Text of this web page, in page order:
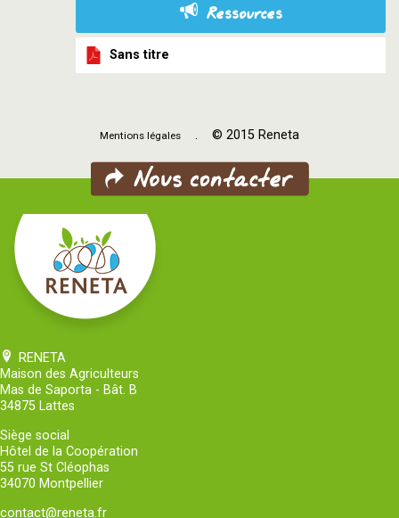
Ressources
Sans titre
Mentions légales . © 2015 Reneta
RENETA
Maison des Agriculteurs
Mas de Saporta - Bât. B
34875 Lattes
Siège social
Hôtel de la Coopération
55 rue St Cléophas
34070 Montpellier
contact@reneta.fr